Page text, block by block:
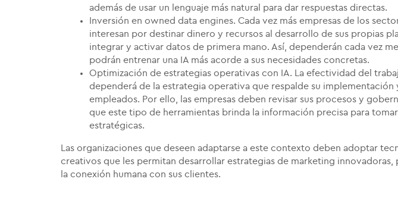
además de usar un lenguaje más natural para dar respuestas directas.
Inversión en owned data engines. Cada vez más empresas de los
interesan por destinar dinero y recursos al desarrollo de sus propias
integrar y activar datos de primera mano. Así, dependerán cada vez
podrán entrenar una IA más acorde a sus necesidades concretas.
Optimización de estrategias operativas con IA. La efectividad del
dependerá de la estrategia operativa que respalde su implementación
empleados. Por ello, las empresas deben revisar sus procesos y
que este tipo de herramientas brinda la información precisa para
estratégicas.
Las organizaciones que deseen adaptarse a este contexto deben adoptar
creativos que les permitan desarrollar estrategias de marketing innovadoras,
la conexión humana con sus clientes.